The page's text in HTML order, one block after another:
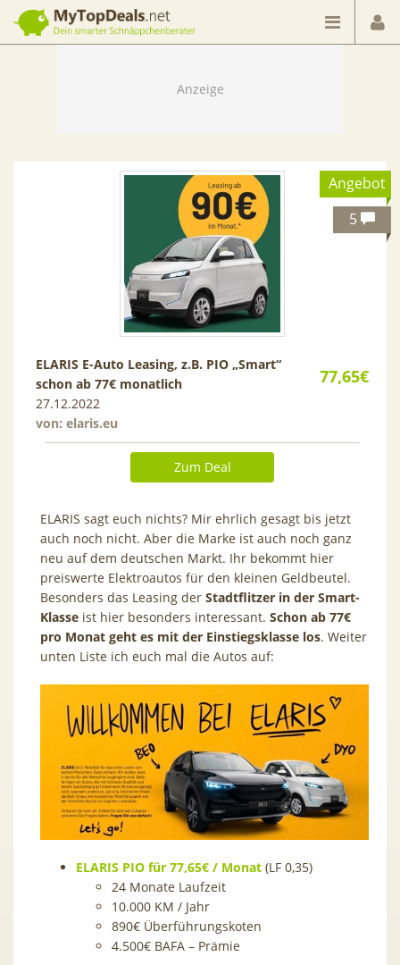
Dein smarter Schnäppchenberater
Angebot
5
77,65€
ELARIS E-Auto Leasing, z.B. PIO „Smart“
schon ab 77€ monatlich
27.12.2022
von: elaris.eu
Zum Deal
ELARIS sagt euch nichts? Mir ehrlich gesagt bis jetzt
auch noch nicht. Aber die Marke ist auch noch ganz
neu auf dem deutschen Markt. Ihr bekommt hier
preiswerte Elektroautos für den kleinen Geldbeutel.
Besonders das Leasing der Stadtflitzer in der Smart-
Klasse ist hier besonders interessant. Schon ab 77€
pro Monat geht es mit der Einstiegsklasse los. Weiter
unten Liste ich euch mal die Autos auf:
ELARIS PIO für 77,65€ / Monat (LF 0,35)
24 Monate Laufzeit
10.000 KM / Jahr
890€ Überführungskoten
4.500€ BAFA – Prämie